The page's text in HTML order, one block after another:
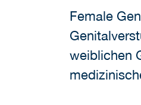
Female
weiblichen